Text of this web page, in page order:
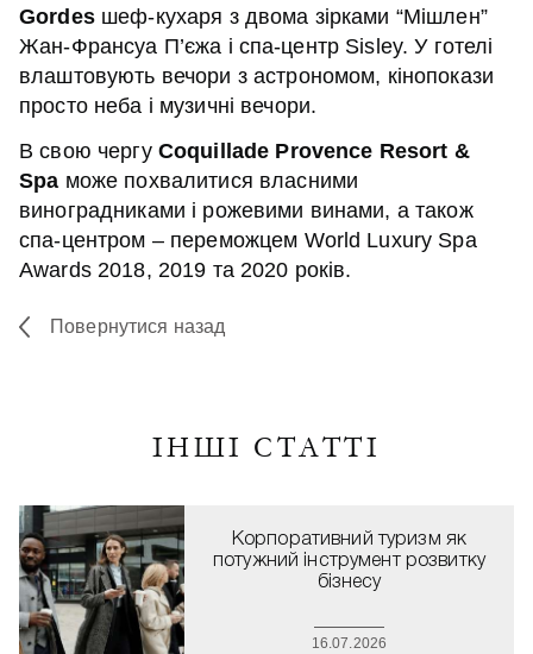
Gordes шеф-кухаря з двома зірками “Мішлен”
Жан-Франсуа П’єжа і спа-центр Sisley. У готелі
влаштовують вечори з астрономом, кінопокази
просто неба і музичні вечори.
В свою чергу Coquillade Provence Resort &
Spa може похвалитися власними
виноградниками і рожевими винами, а також
спа-центром – переможцем World Luxury Spa
Awards 2018, 2019 та 2020 років.
Повернутися назад
ІНШІ СТАТТІ
Корпоративний туризм як
потужний інструмент розвитку
бізнесу
16.07.2026